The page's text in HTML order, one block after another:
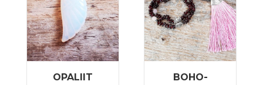
OPALIIT
BOHO-